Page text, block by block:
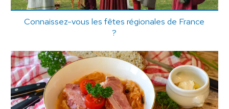
Connaissez-vous les fêtes régionales de France
?